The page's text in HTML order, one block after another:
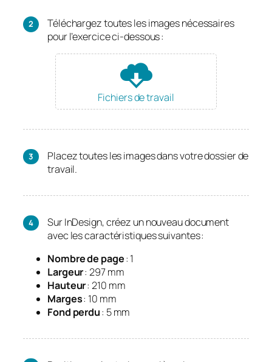
Téléchargez toutes les images nécessaires
pour l’exercice ci-dessous :
Fichiers de travail
Placez toutes les images dans votre dossier de
travail.
Sur InDesign, créez un nouveau document
avec les caractéristiques suivantes :
Nombre de page: 1
Largeur: 297 mm
Hauteur: 210 mm
Marges: 10 mm
Fond perdu: 5 mm